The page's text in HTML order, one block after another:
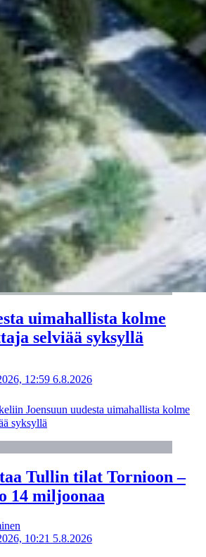
uimahallista kolme
selviää syksyllä
12:59 6.8.2026
Joensuun uudesta uimahallista kolme
syksyllä
Tullin tilat Tornioon –
14 miljoonaa
10:21 5.8.2026